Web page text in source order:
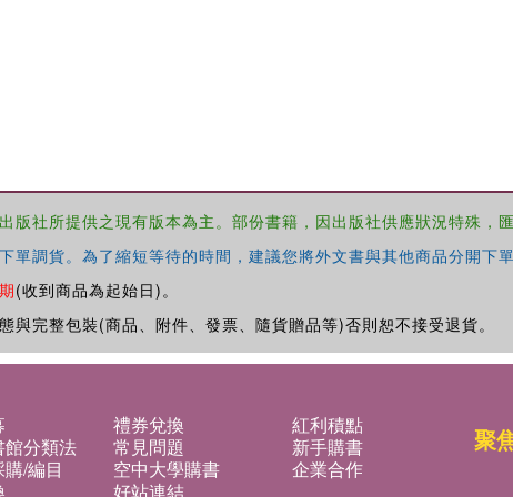
社所提供之現有版本為主。部份書籍，因出版社供應狀況特殊，
調貨。為了縮短等待的時間，建議您將外文書與其他商品分開下
(收到商品為起始日)。
完整包裝(商品、附件、發票、隨貨贈品等)否則恕不接受退貨。
禮券兌換
紅利積點
分類法
常見問題
新手購書
/編目
空中大學購書
企業合作
好站連結
聚